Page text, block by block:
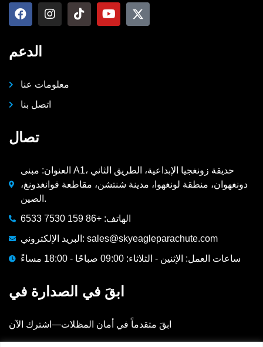
الدعم
معلومات عنا
اتصل بنا
تصال
العنوان: مبنى A1، حديقة زونغجيا الإبداعية، الطريق الثاني
دونغهوان، منطقة لونغهوا، مدينة شنتشن، مقاطعة قوانغدونغ،
الصين.
الهاتف: +86 159 7530 6533
البريد الإلكتروني: sales@skyeagleparachute.com
ساعات العمل: الإثنين - الثلاثاء: 09:00 صباحًا - 18:00 مساءً
ابقَ في الصدارة في
ابقَ متقدماً في أمان المظلات—اشترك الآن